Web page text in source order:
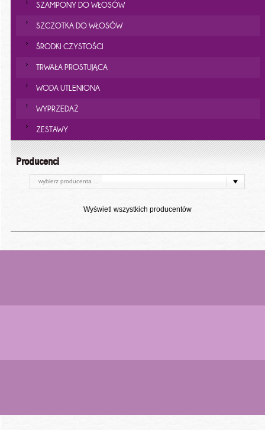
SZAMPONY DO WŁOSÓW
SZCZOTKA DO WŁOSÓW
ŚRODKI CZYSTOŚCI
TRWAŁA PROSTUJĄCA
WODA UTLENIONA
WYPRZEDAŻ
ZESTAWY
Producenci
wybierz producenta ...
Wyświetl wszystkich producentów